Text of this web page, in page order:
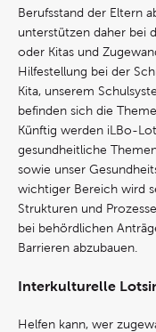
Berufsstand der Eltern
unterstützen daher bei
oder Kitas und
Hilfestellung bei der
Kita, unserem
befinden sich die
Künftig werden iLBo-
gesundheitliche
sowie unser
wichtiger Bereich wird
Strukturen und
bei behördlichen
Barrieren abzubauen.
Interkulturelle
Helfen kann, wer